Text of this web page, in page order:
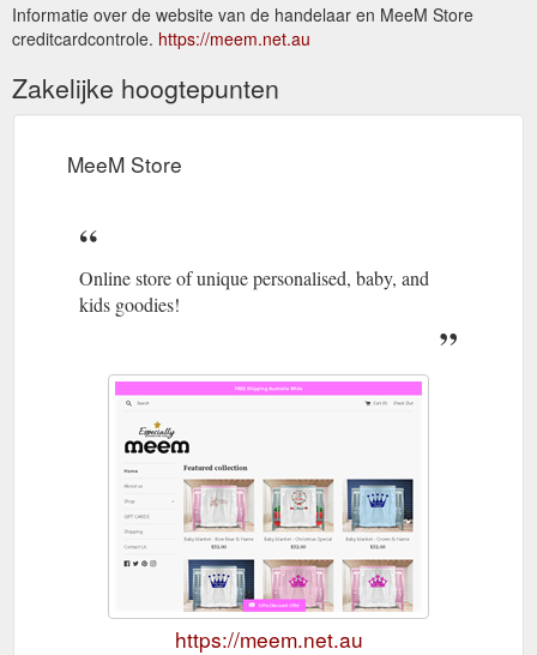
Informatie over de website van de handelaar en MeeM Store
creditcardcontrole. https://meem.net.au
Zakelijke hoogtepunten
MeeM Store
Online store of unique personalised, baby, and
kids goodies!
https://meem.net.au